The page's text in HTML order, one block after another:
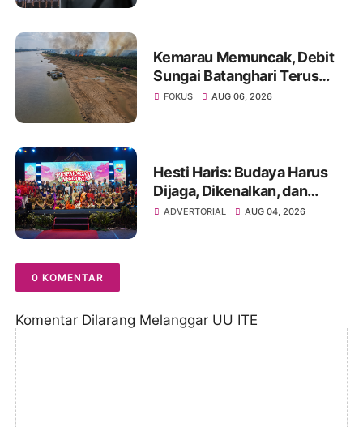
Kemarau Memuncak, Debit
Sungai Batanghari Terus
Menyusut, Jambi Hadapi
FOKUS AUG 06, 2026
Hesti Haris: Budaya Harus
Dijaga, Dikenalkan, dan
Diwariskan
ADVERTORIAL AUG 04, 2026
0 KOMENTAR
Komentar Dilarang Melanggar UU ITE